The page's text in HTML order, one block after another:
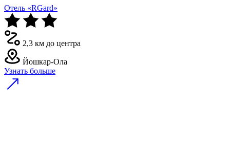
Отель «RGard»
2,3 км до центра
Йошкар-Ола
Узнать больше